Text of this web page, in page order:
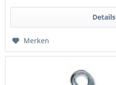
Details
Merken